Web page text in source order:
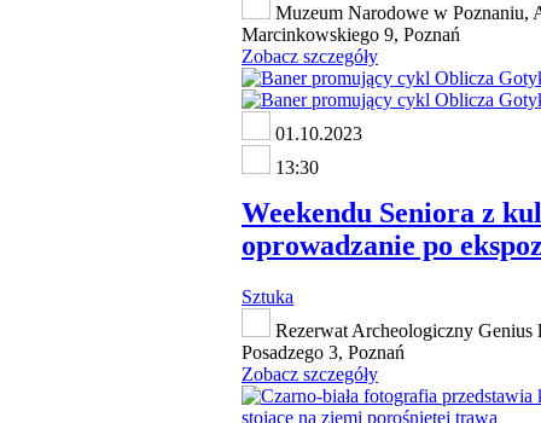
Muzeum Narodowe w Poznaniu,
Marcinkowskiego 9, Poznań
Zobacz szczegóły
01.10.2023
13:30
Weekendu Seniora z
oprowadzanie po
Sztuka
Rezerwat Archeologiczny Genius
Posadzego 3, Poznań
Zobacz szczegóły